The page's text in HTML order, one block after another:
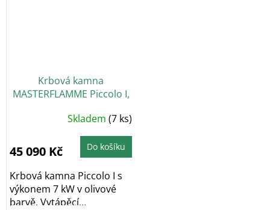
Krbová kamna
MASTERFLAMME Piccolo I,
Skladem (7 ks)
45 090 Kč Do košíku
Krbová kamna Piccolo I s
výkonem 7 kW v olivové
barvě. Vytápěcí